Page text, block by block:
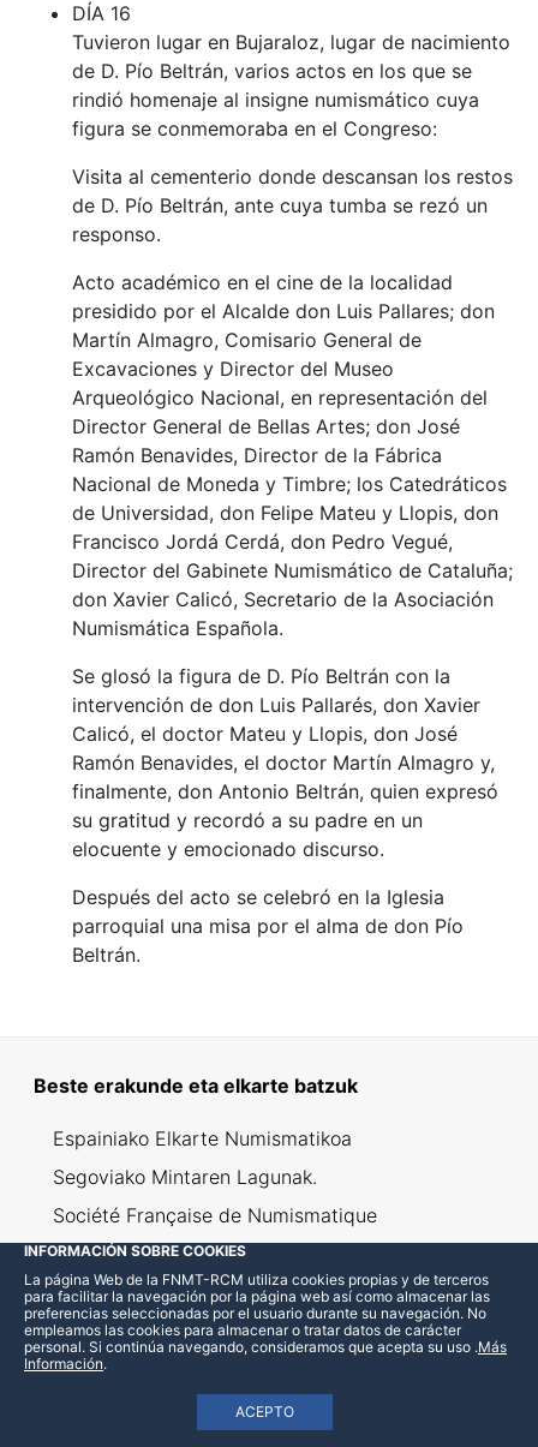
DÍA 16
Tuvieron lugar en Bujaraloz, lugar de nacimiento
de D. Pío Beltrán, varios actos en los que se
rindió homenaje al insigne numismático cuya
figura se conmemoraba en el Congreso:
Visita al cementerio donde descansan los restos
de D. Pío Beltrán, ante cuya tumba se rezó un
responso.
Acto académico en el cine de la localidad
presidido por el Alcalde don Luis Pallares; don
Martín Almagro, Comisario General de
Excavaciones y Director del Museo
Arqueológico Nacional, en representación del
Director General de Bellas Artes; don José
Ramón Benavides, Director de la Fábrica
Nacional de Moneda y Timbre; los Catedráticos
de Universidad, don Felipe Mateu y Llopis, don
Francisco Jordá Cerdá, don Pedro Vegué,
Director del Gabinete Numismático de Cataluña;
don Xavier Calicó, Secretario de la Asociación
Numismática Española.
Se glosó la figura de D. Pío Beltrán con la
intervención de don Luis Pallarés, don Xavier
Calicó, el doctor Mateu y Llopis, don José
Ramón Benavides, el doctor Martín Almagro y,
finalmente, don Antonio Beltrán, quien expresó
su gratitud y recordó a su padre en un
elocuente y emocionado discurso.
Después del acto se celebró en la Iglesia
parroquial una misa por el alma de don Pío
Beltrán.
Beste erakunde eta elkarte batzuk
Espainiako Elkarte Numismatikoa
Segoviako Mintaren Lagunak.
Société Française de Numismatique
Società Numismatica Italiana
Istituto Italiano di Numismatica
The Royal Numismatic Society
Institut für Numismatik und Geldgeschichte
American Numismatic Society
INFORMACIÓN SOBRE COOKIES
La página Web de la FNMT-RCM utiliza cookies propias y de terceros
para facilitar la navegación por la página web así como almacenar las
preferencias seleccionadas por el usuario durante su navegación. No
empleamos las cookies para almacenar o tratar datos de carácter
personal. Si continúa navegando, consideramos que acepta su uso
ACEPTO
.Más
Información.